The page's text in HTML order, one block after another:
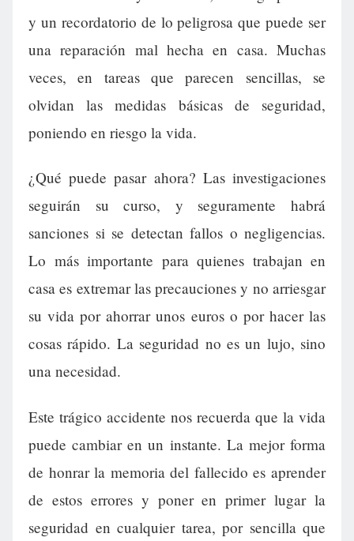
y un recordatorio de lo peligrosa que puede ser
una reparación mal hecha en casa. Muchas
veces, en tareas que parecen sencillas, se
olvidan las medidas básicas de seguridad,
poniendo en riesgo la vida.
¿Qué puede pasar ahora? Las investigaciones
seguirán su curso, y seguramente habrá
sanciones si se detectan fallos o negligencias.
Lo más importante para quienes trabajan en
casa es extremar las precauciones y no arriesgar
su vida por ahorrar unos euros o por hacer las
cosas rápido. La seguridad no es un lujo, sino
una necesidad.
Este trágico accidente nos recuerda que la vida
puede cambiar en un instante. La mejor forma
de honrar la memoria del fallecido es aprender
de estos errores y poner en primer lugar la
seguridad en cualquier tarea, por sencilla que